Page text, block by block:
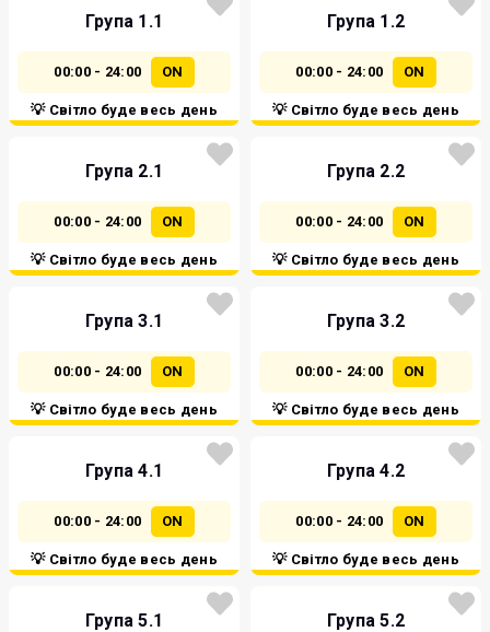
Група 1.1
00:00 - 24:00 ON
💡 Світло буде весь день
Група 1.2
00:00 - 24:00 ON
💡 Світло буде весь день
Група 2.1
00:00 - 24:00 ON
💡 Світло буде весь день
Група 2.2
00:00 - 24:00 ON
💡 Світло буде весь день
Група 3.1
00:00 - 24:00 ON
💡 Світло буде весь день
Група 3.2
00:00 - 24:00 ON
💡 Світло буде весь день
Група 4.1
00:00 - 24:00 ON
💡 Світло буде весь день
Група 4.2
00:00 - 24:00 ON
💡 Світло буде весь день
Група 5.1 Група 5.2